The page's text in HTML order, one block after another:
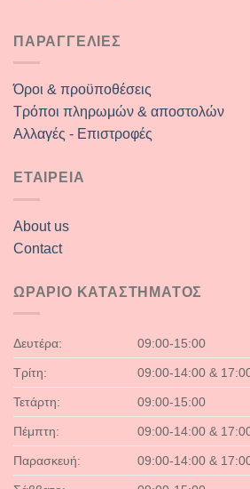
ΠΑΡΑΓΓΕΛΙΕΣ
Όροι & προϋποθέσεις
Τρόποι πληρωμών & αποστολών
Αλλαγές - Επιστροφές
ΕΤΑΙΡΕΙΑ
About us
Contact
ΩΡΑΡΙΟ ΚΑΤΑΣΤΗΜΑΤΟΣ
Δευτέρα: 09:00-15:00
Τρίτη: 09:00-14:00 &
Τετάρτη: 09:00-15:00
Πέμπτη: 09:00-14:00 &
Παρασκευή: 09:00-14:00 &